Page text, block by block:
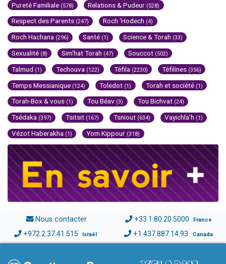
Pureté Familiale (578) Relations & Pudeur (528)
Respect des Parents (247) Roch 'Hodech (4)
Roch Hachana (296) Santé (1) Science & Torah (33)
Sexualité (8) Sim'hat Torah (47) Souccot (502)
Talmud (1) Techouva (122) Téfila (2230) Téfilines (356)
Temps Messianique (124) Toledot (1) Torah et société (1)
Torah-Box & vous (1) Tou Béav (3) Tou Bichvat (24)
Tsédaka (397) Tsitsit (167) Tsniout (634) Vayichla'h (1)
Vézot Haberakha (1) Yom Kippour (318)
Nous contacter +33.1.80.20.5000 France
+972.2.37.41.515 Israël +1.437.887.14.93 Canada